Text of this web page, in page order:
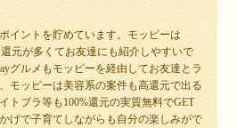
イントを貯めています。モッピーは
元が多くてお友達にも紹介しやすいで
グルメもモッピーを経由してお友達とラ
モッピーは美容系の案件も高還元で出る
トブラ等も100%還元の実質無料でGET
げで子育てしながらも自分の楽しみがで